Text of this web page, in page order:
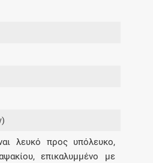
πράξεις
της
το 2011 μέχρι
λευκό προς υπόλευκο,
επικαλυμμένο με